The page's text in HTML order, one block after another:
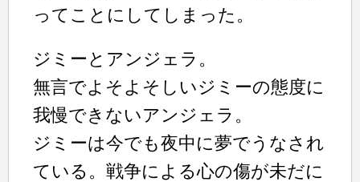
ってことにしてしまった。
ジミーとアンジェラ。
無言でよそよそしいジミーの態度に
我慢できないアンジェラ。
ジミーは今でも夜中に夢でうなされ
ている。戦争による心の傷が未だに